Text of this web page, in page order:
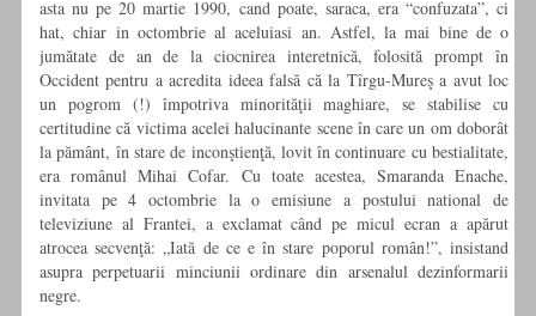
asta nu pe 20 martie 1990, cand poate, saraca, era “confuzata”, ci
hat, chiar in octombrie al aceluiasi an. Astfel, la mai bine de o
jumătate de an de la ciocnirea interetnică, folosită prompt în
Occident pentru a acredita ideea falsă că la Tîrgu-Mureş a avut loc
un pogrom (!) împotriva minorităţii maghiare, se stabilise cu
certitudine că victima acelei halucinante scene în care un om doborât
la pământ, în stare de inconştienţă, lovit în continuare cu bestialitate,
era românul Mihai Cofar. Cu toate acestea, Smaranda Enache,
invitata pe 4 octombrie la o emisiune a postului national de
televiziune al Frantei, a exclamat când pe micul ecran a apărut
atrocea secvenţă: „Iată de ce e în stare poporul român!”, insistand
asupra perpetuarii minciunii ordinare din arsenalul dezinformarii
negre.